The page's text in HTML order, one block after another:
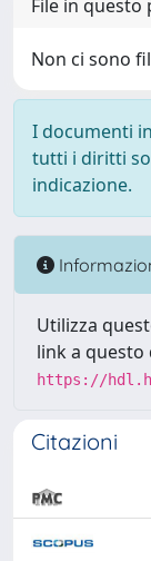
File in
Non ci sono
I documenti
tutti i diritti
indicazione.
Utilizza
link a
https://
Citazioni